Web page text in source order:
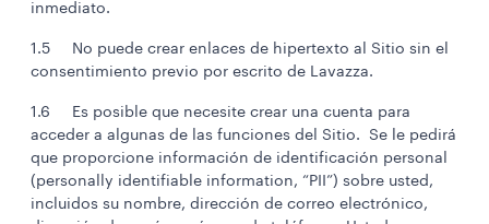
inmediato.
1.5 No puede crear enlaces de hipertexto al Sitio sin el
consentimiento previo por escrito de Lavazza.
1.6 Es posible que necesite crear una cuenta para
acceder a algunas de las funciones del Sitio. Se le pedirá
que proporcione información de identificación personal
(personally identifiable information, “PII”) sobre usted,
incluidos su nombre, dirección de correo electrónico,